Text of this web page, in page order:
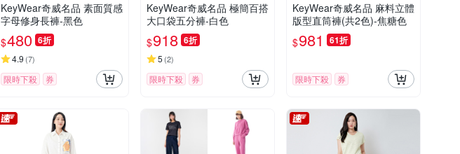
KeyWear奇威名品 素面質感
字母修身長褲-黑色
$480 6折
4.9 (7)
限時下殺 券
KeyWear奇威名品 極簡百搭
大口袋五分褲-白色
$918 6折
5 (2)
限時下殺 券
KeyWear奇威名品 麻料立體
版型直筒褲(共2色)-焦糖色
$981 61折
限時下殺 券